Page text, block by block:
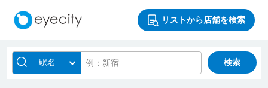
リストから店舗を検索
駅名 検索